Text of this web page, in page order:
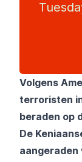
Volgens
terroristen
beraden op
De